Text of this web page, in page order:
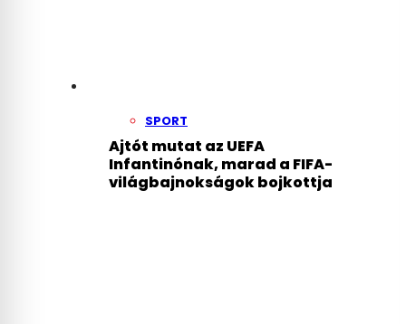
SPORT
Ajtót mutat az UEFA
Infantinónak, marad a FIFA-
világbajnokságok bojkottja